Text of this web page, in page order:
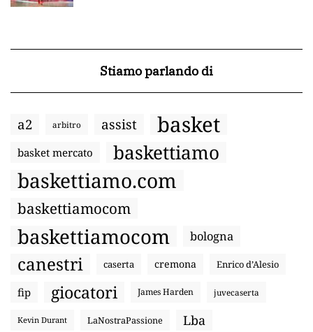
Stiamo parlando di
a2 arbitro assist basket
basket mercato baskettiamo
baskettiamo.com
baskettiamocom
baskettiamocom bologna
canestri caserta cremona Enrico d’Alesio
fip giocatori James Harden juvecaserta
Kevin Durant LaNostraPassione Lba